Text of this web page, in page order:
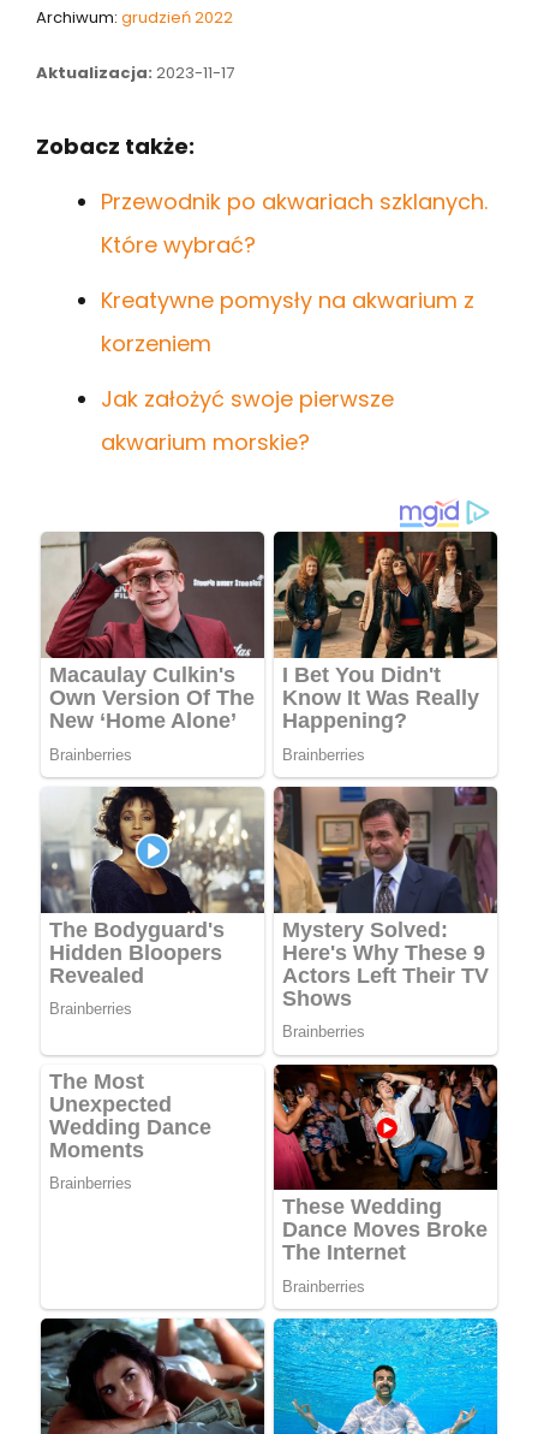
Archiwum: grudzień 2022
Aktualizacja: 2023-11-17
Zobacz także:
Przewodnik po akwariach szklanych.
Które wybrać?
Kreatywne pomysły na akwarium z
korzeniem
Jak założyć swoje pierwsze
akwarium morskie?